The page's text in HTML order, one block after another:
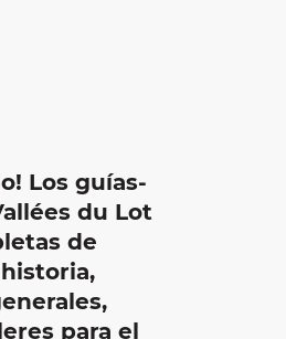
Los guías-
du Lot
de
para el